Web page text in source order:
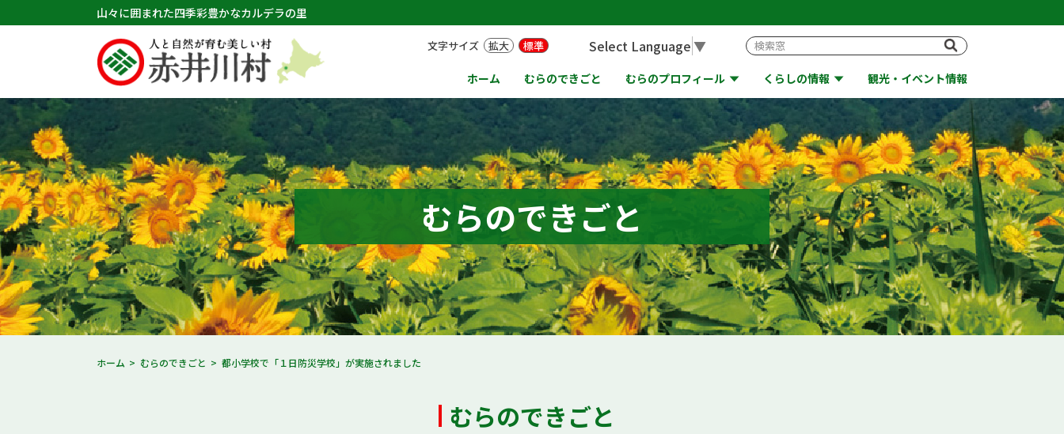
山々に囲まれた四季彩豊かなカルデラの里
ホーム むらのできごと むらのプロフィール くらしの情報 観光・イベント情報
文字サイズ 拡大 標準 Select Language▼
むらのできごと
ホーム むらのできごと 都小学校で「１日防災学校」が実施されました
むらのできごと